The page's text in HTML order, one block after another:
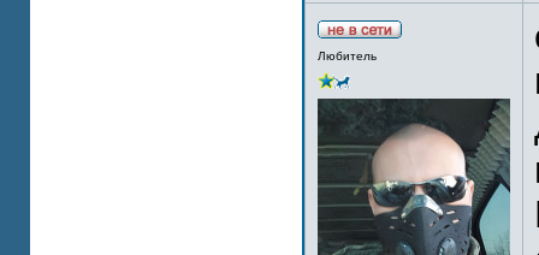
Любитель